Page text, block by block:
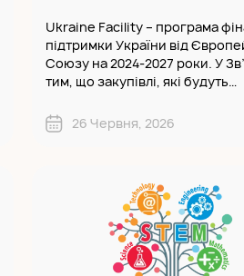
Ukraine Facility – програма
підтримки України від
Союзу на 2024-2027 роки. У Зв’язку з
тим, що закупівлі, які будуть
Субвенції “Нова українська
2025 році підпада..
26 Червня, 2026